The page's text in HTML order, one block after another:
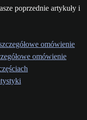
poprzednie artykuły i
omówienie
omówienie